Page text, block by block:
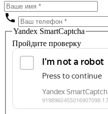
Yandex SmartCaptcha
Пройдите проверку